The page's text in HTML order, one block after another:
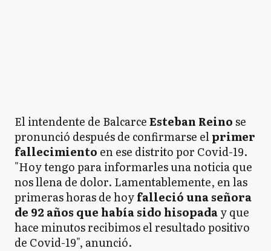
El intendente de BalcarceEsteban Reinose
pronunció después de confirmarse elprimer
fallecimiento en ese distrito por Covid-19.
"Hoy tengo para informarles una noticia que
nos llena de dolor. Lamentablemente, en las
primeras horas de hoyfalleció una señora
de 92 años que había sido hisopaday que
hace minutos recibimos el resultado positivo
de Covid-19", anunció.